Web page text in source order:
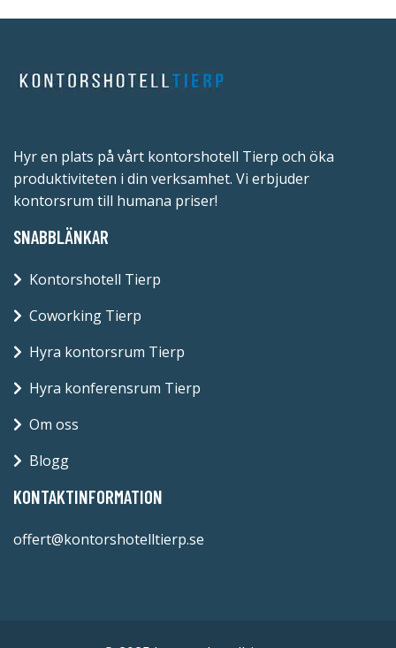
Hyr en plats på vårt kontorshotell Tierp och öka
produktiviteten i din verksamhet. Vi erbjuder
kontorsrum till humana priser!
SNABBLÄNKAR
Kontorshotell Tierp
Coworking Tierp
Hyra kontorsrum Tierp
Hyra konferensrum Tierp
Om oss
Blogg
KONTAKTINFORMATION
offert@kontorshotelltierp.se